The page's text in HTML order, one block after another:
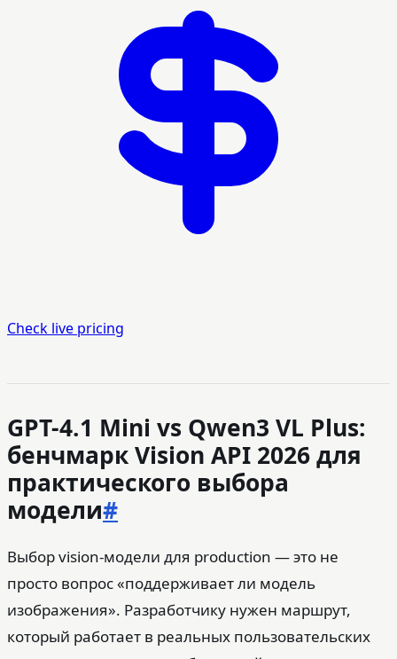
Check live pricing
GPT-4.1 Mini vs Qwen3 VL Plus:
бенчмарк Vision API 2026 для
практического выбора
модели#
Выбор vision-модели для production — это не
просто вопрос «поддерживает ли модель
изображения». Разработчику нужен маршрут,
который работает в реальных пользовательских